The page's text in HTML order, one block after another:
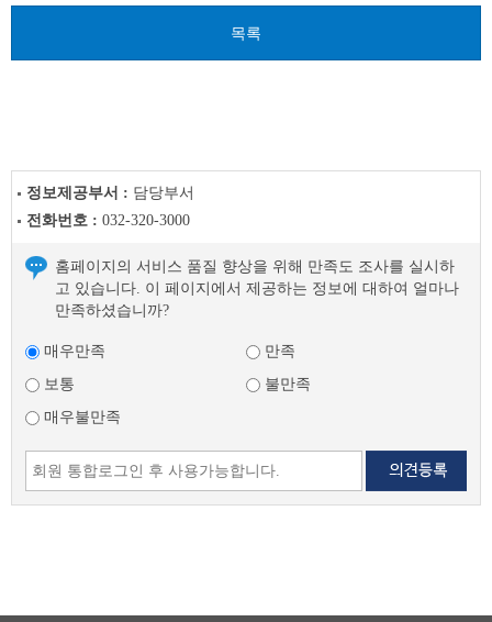
음
목록
정보제공부서 : 담당부서
전화번호 : 032-320-3000
홈페이지의 서비스 품질 향상을 위해 만족도 조사를 실시하
고 있습니다. 이 페이지에서 제공하는 정보에 대하여 얼마나
만족하셨습니까?
매우만족
만족
보통
불만족
매우불만족